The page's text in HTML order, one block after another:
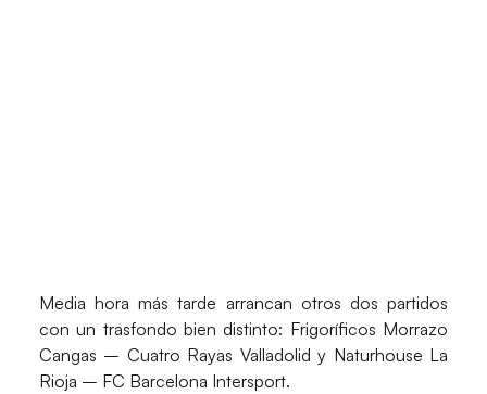
Media hora más tarde arrancan otros dos partidos
con un trasfondo bien distinto: Frigoríficos Morrazo
Cangas – Cuatro Rayas Valladolid y Naturhouse La
Rioja – FC Barcelona Intersport.